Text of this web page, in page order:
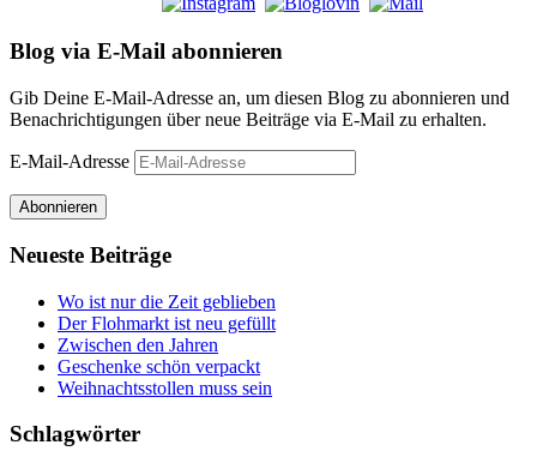
Blog via E-Mail abonnieren
Gib Deine E-Mail-Adresse an, um diesen Blog zu abonnieren und
Benachrichtigungen über neue Beiträge via E-Mail zu erhalten.
E-Mail-Adresse
Abonnieren
Neueste Beiträge
Wo ist nur die Zeit geblieben
Der Flohmarkt ist neu gefüllt
Zwischen den Jahren
Geschenke schön verpackt
Weihnachtsstollen muss sein
Schlagwörter